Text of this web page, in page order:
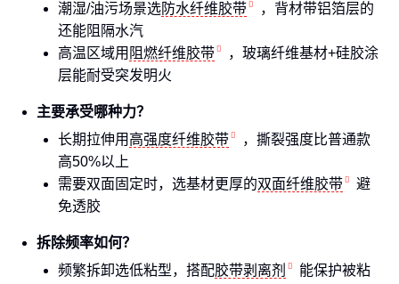
潮湿/油污场景选防水纤维胶带
，背材带铝箔层的
还能阻隔水汽
高温区域用 阻燃纤维胶带
，玻璃纤维基材+硅胶涂
层能耐受突发明火
主要承受哪种力？
长期拉伸用 高强度纤维胶带
，撕裂强度比普通款
高50%以上
需要双面固定时，选基材更厚的双面纤维胶带
避
免透胶
拆除频率如何？
频繁拆卸选低粘型，搭配胶带剥离剂
能保护被粘